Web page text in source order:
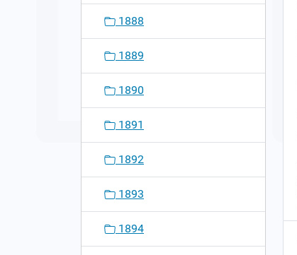
1888
1889
1890
1891
1892
1893
1894